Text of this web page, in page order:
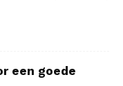
een goede